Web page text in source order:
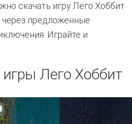
скачать игру Лего Хоббит
через предложенные
Играйте и
Лего Хоббит